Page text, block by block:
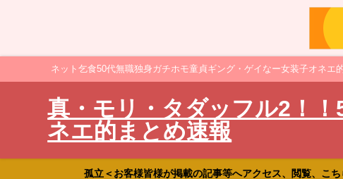
ネット乞食50代無職独身ガチホモ童貞ギング・ゲイなー女装子オネ
真・モリ・タダッフル2！
ネエ的まとめ速報
孤立＜お客様皆様が掲載の記事等へアクセス、閲覧、こ